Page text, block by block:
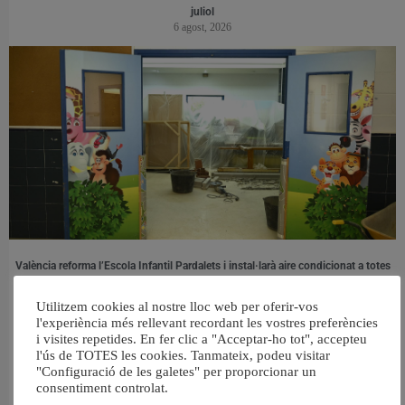
juliol
6 agost, 2026
València reforma l’Escola Infantil Pardalets i instal·larà aire condicionat a totes
Utilitzem cookies al nostre lloc web per oferir-vos
l'experiència més rellevant recordant les vostres preferències
i visites repetides. En fer clic a "Acceptar-ho tot", accepteu
l'ús de TOTES les cookies. Tanmateix, podeu visitar
"Configuració de les galetes" per proporcionar un
consentiment controlat.